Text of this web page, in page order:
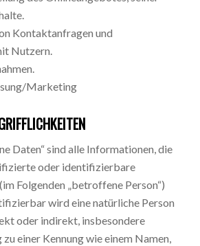
Kontaktanfragen und
Nutzern.
Marketing
Daten“ sind alle Informationen, die
oder identifizierbare
Folgenden „betroffene Person“)
wird eine natürliche Person
oder indirekt, insbesondere
einer Kennung wie einem Namen,